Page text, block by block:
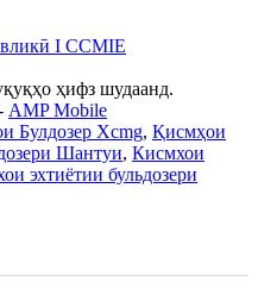
I CCMIE
ҳифз шудаанд.
AMP Mobile
Булдозер Xcmg, Қисмҳои
Шантуи, Кисмхои
эхтиётии бульдозери